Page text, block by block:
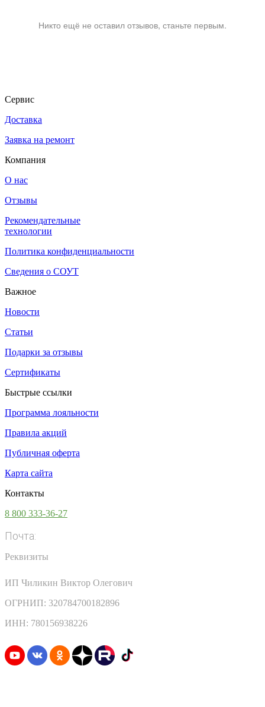
Никто ещё не оставил отзывов, станьте первым.
Сервис
Доставка
Заявка на ремонт
Компания
О нас
Отзывы
Рекомендательные
технологии
Политика конфиденциальности
Сведения о СОУТ
Важное
Новости
Статьи
Подарки за отзывы
Сертификаты
Быстрые ссылки
Программа лояльности
Правила акций
Публичная оферта
Карта сайта
Контакты
8 800 333-36-27
Почта:
Реквизиты
ИП Чиликин Виктор Олегович
ОГРНИП: 320784700182896
ИНН: 780156938226